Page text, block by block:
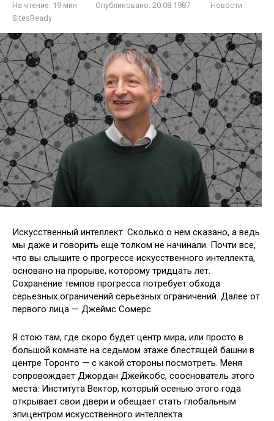
На чтение: 19 мин Опубликовано: 20.08.1987
Новости
SitesReady
Искусственный интеллект. Сколько о нем сказано, а ведь
мы даже и говорить еще толком не начинали. Почти все,
что вы слышите о прогрессе искусственного интеллекта,
основано на прорыве, которому тридцать лет.
Сохранение темпов прогресса потребует обхода
серьезных ограничений серьезных ограничений. Далее от
первого лица — Джеймс Сомерс.
Я стою там, где скоро будет центр мира, или просто в
большой комнате на седьмом этаже блестящей башни в
центре Торонто — с какой стороны посмотреть. Меня
сопровождает Джордан Джейкобс, сооснователь этого
места: Института Вектор, который осенью этого года
открывает свои двери и обещает стать глобальным
эпицентром искусственного интеллекта.